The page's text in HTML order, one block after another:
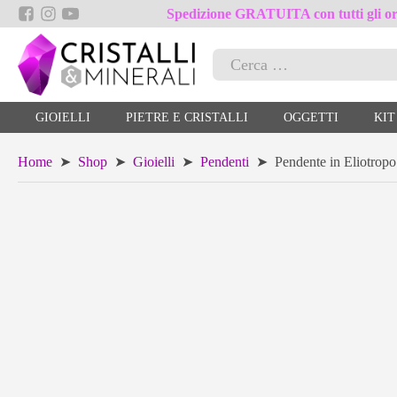
Spedizione GRATUITA con tutti gli
Ricerca
GIOIELLI PIETRE E CRISTALLI OGGETTI KIT
Home ➤ Shop ➤ Gioielli ➤ Pendenti ➤ Pendente in